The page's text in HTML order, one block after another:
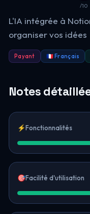
/10
L'IA intégrée à
organiser vos idées
Payant 🇫🇷 Français
Notes
⚡Fonctionnalités
🎯Facilité d'utilisation